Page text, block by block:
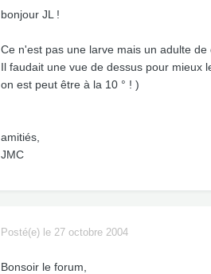
bonjour JL !
Ce n'est pas une larve mais un adulte
Il faudait une vue de dessus pour mieux
on est peut être à la 10 ° ! )
amitiés,
JMC
Posté(e) le 27 octobre 2004
Bonsoir le forum,